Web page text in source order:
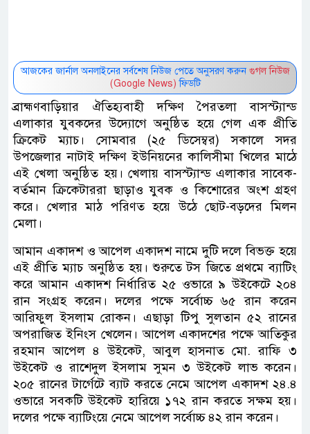
আজকের জার্নাল অনলাইনের সর্বশেষ নিউজ পেতে অনুসরণ করুন গুগল নিউজ
(Google News) ফিডটি
ব্রাহ্মণবাড়িয়ার ঐতিহ্যবাহী দক্ষিণ পৈরতলা বাসস্ট্যান্ড
এলাকার যুবকদের উদ্যোগে অনুষ্ঠিত হয়ে গেল এক প্রীতি
ক্রিকেট ম্যাচ। সোমবার (২৫ ডিসেম্বর) সকালে সদর
উপজেলার নাটাই দক্ষিণ ইউনিয়নের কালিসীমা খিলের মাঠে
এই খেলা অনুষ্ঠিত হয়। খেলায় বাসস্ট্যান্ড এলাকার সাবেক-
বর্তমান ক্রিকেটাররা ছাড়াও যুবক ও কিশোরের অংশ গ্রহণ
করে। খেলার মাঠ পরিণত হয়ে উঠে ছোট-বড়দের মিলন
মেলা।
আমান একাদশ ও আপেল একাদশ নামে দুটি দলে বিভক্ত হয়ে
এই প্রীতি ম্যাচ অনুষ্ঠিত হয়। শুরুতে টস জিতে প্রথমে ব্যাটিং
করে আমান একাদশ নির্ধারিত ২৫ ওভারে ৯ উইকেটে ২০৪
রান সংগ্রহ করেন। দলের পক্ষে সর্বোচ্চ ৬৫ রান করেন
আরিফুল ইসলাম রোকন। এছাড়া টিপু সুলতান ৫২ রানের
অপরাজিত ইনিংস খেলেন। আপেল একাদশের পক্ষে আতিকুর
রহমান আপেল ৪ উইকেট, আবুল হাসনাত মো. রাফি ৩
উইকেট ও রাশেদুল ইসলাম সুমন ৩ উইকেট লাভ করেন।
২০৫ রানের টার্গেটে ব্যাট করতে নেমে আপেল একাদশ ২৪.৪
ওভারে সবকটি উইকেট হারিয়ে ১৭২ রান করতে সক্ষম হয়।
দলের পক্ষে ব্যাটিংয়ে নেমে আপেল সর্বোচ্চ ৪২ রান করেন।